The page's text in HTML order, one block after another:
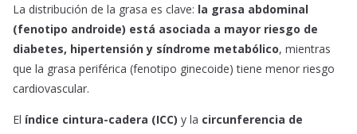
La distribución de la grasa es clave: la grasa abdominal
(fenotipo androide) está asociada a mayor riesgo de
diabetes, hipertensión y síndrome metabólico, mientras
que la grasa periférica (fenotipo ginecoide) tiene menor riesgo
cardiovascular.
El índice cintura-cadera (ICC) y la circunferencia de